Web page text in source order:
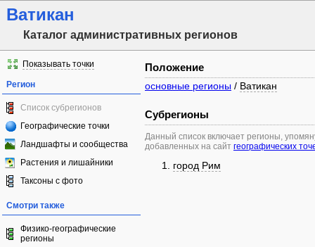
Ватикан
Каталог административных регионов
Показывать точки
Регион
Список субрегионов
Географические точки
Ландшафты и сообщества
Растения и лишайники
Таксоны с фото
Смотри также
Физико-географические
регионы
Положение
основные регионы / Ватикан
Субрегионы
Данный список включает регионы,
добавленных на сайт географических
город Рим